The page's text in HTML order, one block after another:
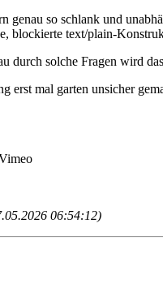
genau so schlank und
blockierte text/plain-
durch solche Fragen wird
erst mal garten unsicher
06:54:12)